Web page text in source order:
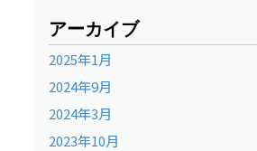
アーカイブ
2025年1月
2024年9月
2024年3月
2023年10月